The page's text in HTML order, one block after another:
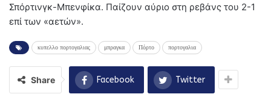
Σπόρτινγκ-Μπενφίκα. Παίζουν αύριο στη ρεβάνς του 2-1
επί των «αετών».
κυπελλο πορτογαλιας μπραγκα Πόρτο πορτογαλια
Share Facebook Twitter